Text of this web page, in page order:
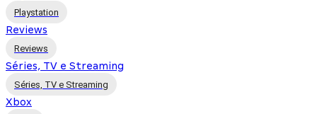
Playstation
Reviews
Reviews
Séries, TV e Streaming
Séries, TV e Streaming
Xbox